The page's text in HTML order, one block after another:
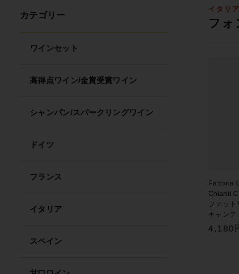
イタリ
フォ
Fattoria
Chianti
ファット
キャンテ
4,180
カテゴリー
ワインセット
高得点ワイン/金賞受賞ワイン
シャンパン/スパークリングワイン
ドイツ
フランス
イタリア
スペイン